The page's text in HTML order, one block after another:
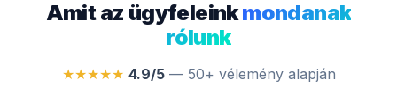
Amit az ügyfeleinkmondanak
rólunk
★★★★★ 4.9/5 — 50+ vélemény alapján